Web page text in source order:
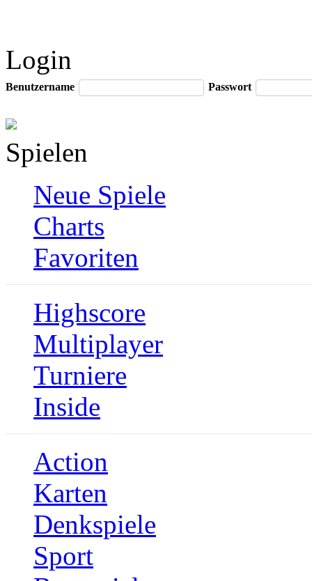
Login
Benutzername Passwort
Spielen
Neue Spiele
Charts
Favoriten
Highscore
Multiplayer
Turniere
Inside
Action
Karten
Denkspiele
Sport